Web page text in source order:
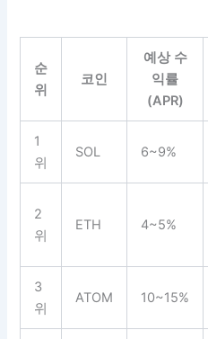
순
위
코인
예상 수
익률
(APR)
1
위
SOL 6~9%
2
위
ETH 4~5%
3
위
ATOM 10~15%